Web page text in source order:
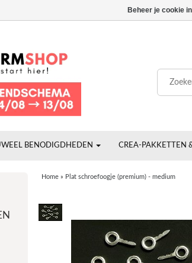
BENODIGDHEDEN CREA-PAKKETTEN
Home» Plat schroefoogje (premium) - medium
Beheer je cookie